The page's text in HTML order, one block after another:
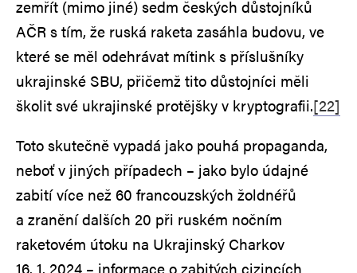
zemřít (mimo jiné) sedm českých důstojníků
AČR s tím, že ruská raketa zasáhla budovu, ve
které se měl odehrávat mítink s příslušníky
ukrajinské SBU, přičemž tito důstojníci měli
školit své ukrajinské protějšky v kryptografii.[22]
Toto skutečně vypadá jako pouhá propaganda,
neboť v jiných případech – jako bylo údajné
zabití více než 60 francouzských žoldnéřů
a zranění dalších 20 při ruském nočním
raketovém útoku na Ukrajinský Charkov
16. 1. 2024 – informace o zabitých cizincích